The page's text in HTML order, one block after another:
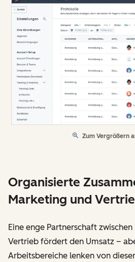
Zum Vergrößern
Organisierte
Marketing und
Eine enge Partnerschaft
Vertrieb fördert den Umsatz –
Arbeitsbereiche lenken von